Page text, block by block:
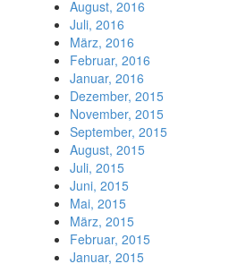
August, 2016
Juli, 2016
März, 2016
Februar, 2016
Januar, 2016
Dezember, 2015
November, 2015
September, 2015
August, 2015
Juli, 2015
Juni, 2015
Mai, 2015
März, 2015
Februar, 2015
Januar, 2015